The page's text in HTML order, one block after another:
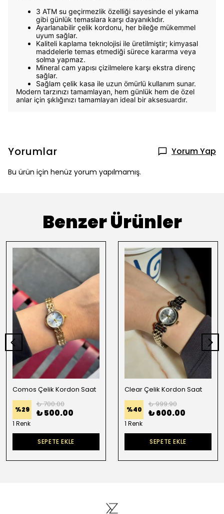
3 ATM su geçirmezlik özelliği sayesinde el yıkama
gibi günlük temaslara karşı dayanıklıdır.
Ayarlanabilir çelik kordonu, her bileğe mükemmel
uyum sağlar.
Kaliteli kaplama teknolojisi ile üretilmiştir; kimyasal
maddelerle temas etmediği sürece kararma veya
solma yapmaz.
Mineral cam yapısı çizilmelere karşı ekstra direnç
sağlar.
Sağlam çelik kasa ile uzun ömürlü kullanım sunar.
Modern tarzınızı tamamlayan, hem günlük hem de özel
anlar için şıklığınızı tamamlayan ideal bir aksesuardır.
Yorumlar Yorum Yap
Bu ürün için henüz yorum yapılmamış.
Benzer Ürünler
Comos Çelik Kordon Saat
%29
₺ 700.00
₺ 500.00
1 Renk
SEPETE EKLE
Clear Çelik Kordon Saat
%40
₺ 999.90
₺ 600.00
1 Renk
SEPETE EKLE